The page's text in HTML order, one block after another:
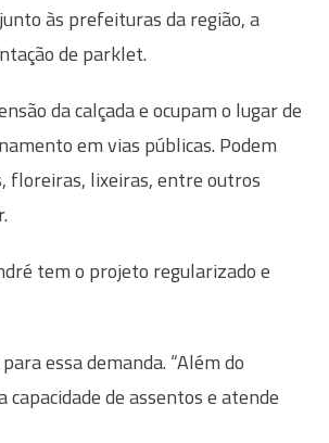
às prefeituras da região, a
de parklet.
da calçada e ocupam o lugar de
em vias públicas. Podem
floreiras, lixeiras, entre outros
tem o projeto regularizado e
essa demanda. “Além do
de assentos e atende